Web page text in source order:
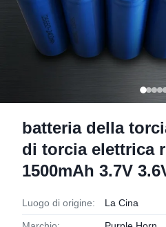
batteria della
di torcia elettrica
1500mAh 3.7V
Luogo di origine: La Cina